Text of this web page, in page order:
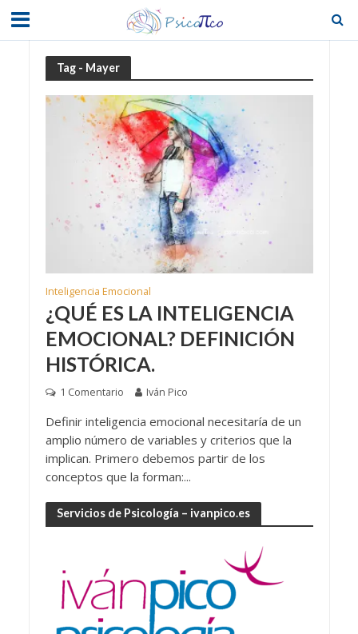
Tag - Mayer
Inteligencia Emocional
¿QUÉ ES LA INTELIGENCIA
EMOCIONAL? DEFINICIÓN
HISTÓRICA.
1 Comentario Iván Pico
Definir inteligencia emocional necesitaría de un
amplio número de variables y criterios que la
implican. Primero debemos partir de los
conceptos que la forman:...
Servicios de Psicología – ivanpico.es